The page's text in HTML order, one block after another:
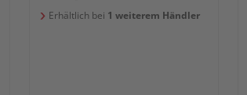
Erhältlich bei 1 weiterem Händler